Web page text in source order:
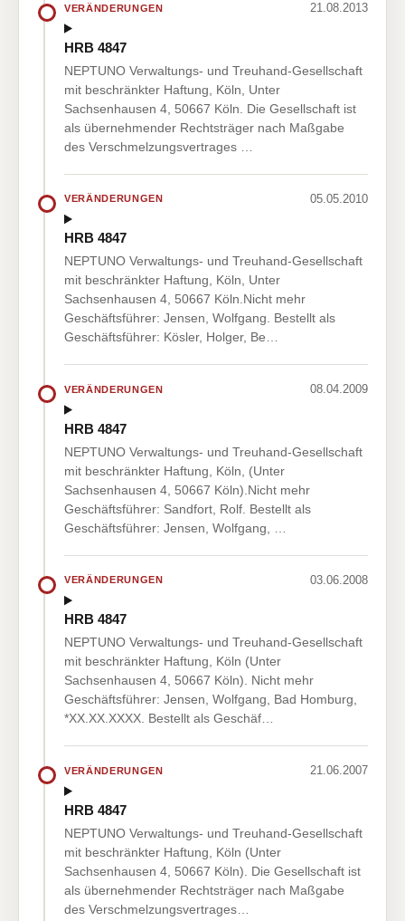
VERÄNDERUNGEN 21.08.2013
HRB 4847
NEPTUNO Verwaltungs- und Treuhand-Gesellschaft
mit beschränkter Haftung, Köln, Unter
Sachsenhausen 4, 50667 Köln. Die Gesellschaft ist
als übernehmender Rechtsträger nach Maßgabe
des Verschmelzungsvertrages …
VERÄNDERUNGEN 05.05.2010
HRB 4847
NEPTUNO Verwaltungs- und Treuhand-Gesellschaft
mit beschränkter Haftung, Köln, Unter
Sachsenhausen 4, 50667 Köln.Nicht mehr
Geschäftsführer: Jensen, Wolfgang. Bestellt als
Geschäftsführer: Kösler, Holger, Be…
VERÄNDERUNGEN 08.04.2009
HRB 4847
NEPTUNO Verwaltungs- und Treuhand-Gesellschaft
mit beschränkter Haftung, Köln, (Unter
Sachsenhausen 4, 50667 Köln).Nicht mehr
Geschäftsführer: Sandfort, Rolf. Bestellt als
Geschäftsführer: Jensen, Wolfgang, …
VERÄNDERUNGEN 03.06.2008
HRB 4847
NEPTUNO Verwaltungs- und Treuhand-Gesellschaft
mit beschränkter Haftung, Köln (Unter
Sachsenhausen 4, 50667 Köln). Nicht mehr
Geschäftsführer: Jensen, Wolfgang, Bad Homburg,
*XX.XX.XXXX. Bestellt als Geschäf…
VERÄNDERUNGEN 21.06.2007
HRB 4847
NEPTUNO Verwaltungs- und Treuhand-Gesellschaft
mit beschränkter Haftung, Köln (Unter
Sachsenhausen 4, 50667 Köln). Die Gesellschaft ist
als übernehmender Rechtsträger nach Maßgabe
des Verschmelzungsvertrages…